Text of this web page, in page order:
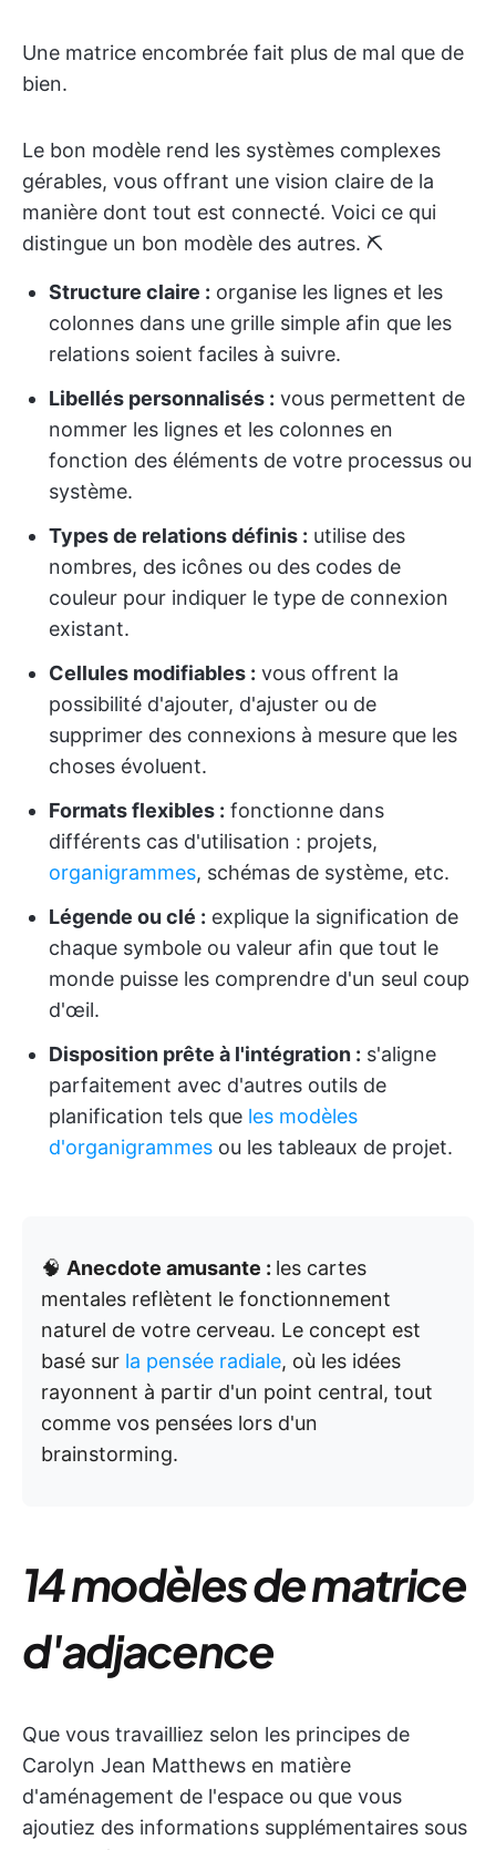
Une matrice encombrée fait plus de mal que de
bien.
Le bon modèle rend les systèmes complexes
gérables, vous offrant une vision claire de la
manière dont tout est connecté. Voici ce qui
distingue un bon modèle des autres. ⛏️
Structure claire : organise les lignes et les
colonnes dans une grille simple afin que les
relations soient faciles à suivre.
Libellés personnalisés : vous permettent de
nommer les lignes et les colonnes en
fonction des éléments de votre processus ou
système.
Types de relations définis : utilise des
nombres, des icônes ou des codes de
couleur pour indiquer le type de connexion
existant.
Cellules modifiables : vous offrent la
possibilité d'ajouter, d'ajuster ou de
supprimer des connexions à mesure que les
choses évoluent.
Formats flexibles : fonctionne dans
différents cas d'utilisation : projets,
organigrammes, schémas de système, etc.
Légende ou clé : explique la signification de
chaque symbole ou valeur afin que tout le
monde puisse les comprendre d'un seul coup
d'œil.
Disposition prête à l'intégration : s'aligne
parfaitement avec d'autres outils de
planification tels que les modèles
d'organigrammes ou les tableaux de projet.
🧠 Anecdote amusante : les cartes
mentales reflètent le fonctionnement
naturel de votre cerveau. Le concept est
basé sur la pensée radiale, où les idées
rayonnent à partir d'un point central, tout
comme vos pensées lors d'un
brainstorming.
14 modèles de matrice
d'adjacence
Que vous travailliez selon les principes de
Carolyn Jean Matthews en matière
d'aménagement de l'espace ou que vous
ajoutiez des informations supplémentaires sous